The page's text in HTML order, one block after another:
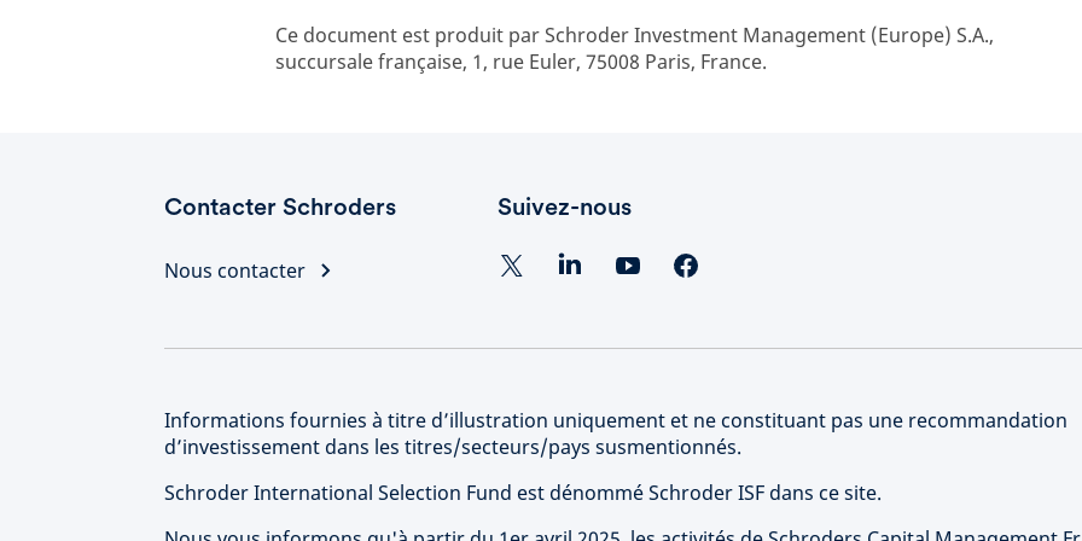
Ce document est produit par Schroder Investment Management (Europe) S.A.,
succursale française, 1, rue Euler, 75008 Paris, France.
Contacter Schroders
Nous contacter
Suivez-nous
Informations fournies à titre d’illustration uniquement et ne constituant pas une recommandation
d’investissement dans les titres/secteurs/pays susmentionnés.
Schroder International Selection Fund est dénommé Schroder ISF dans ce site.